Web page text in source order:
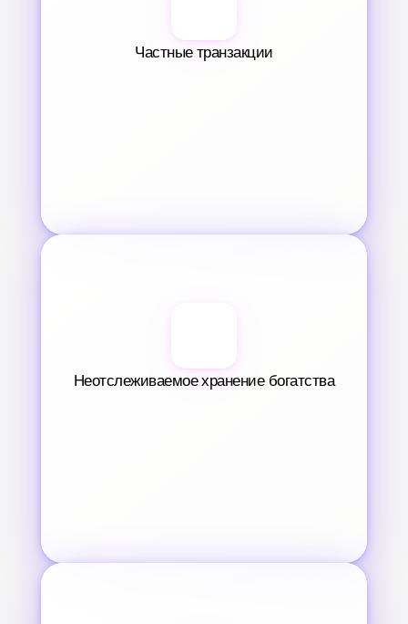
Частные транзакции
Неотслеживаемое хранение богатства